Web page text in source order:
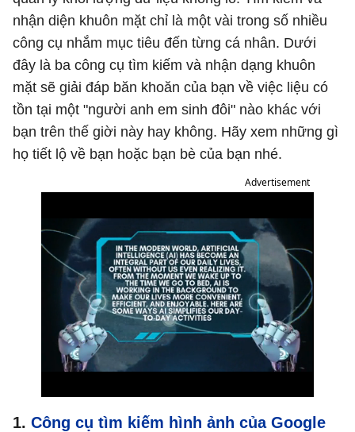
nhận diện khuôn mặt chỉ là một vài trong số nhiều
công cụ nhắm mục tiêu đến từng cá nhân. Dưới
đây là ba công cụ tìm kiếm và nhận dạng khuôn
mặt sẽ giải đáp băn khoăn của bạn về việc liệu có
tồn tại một "người anh em sinh đôi" nào khác với
bạn trên thế giời này hay không. Hãy xem những gì
họ tiết lộ về bạn hoặc bạn bè của bạn nhé.
Advertisement
1. Công cụ tìm kiếm hình ảnh của Google